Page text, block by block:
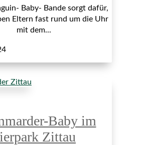
Baby- Bande sorgt dafür,
Eltern fast rund um die Uhr
mit dem...
Baby im
Zittau